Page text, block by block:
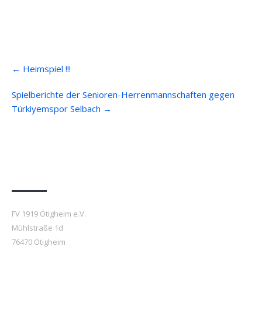
navigation
← Heimspiel !!!
Spielberichte der Senioren-Herrenmannschaften gegen
Türkiyemspor Selbach →
FV 1919 Ötigheim e.V.
Mühlstraße 1d
76470 Ötigheim